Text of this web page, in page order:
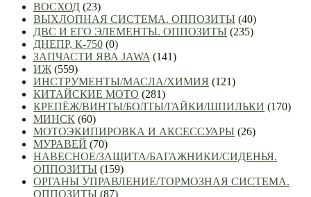
ВОСХОД (23)
ВЫХЛОПНАЯ СИСТЕМА. ОППОЗИТЫ (40)
ДВС И ЕГО ЭЛЕМЕНТЫ. ОППОЗИТЫ (235)
ДНЕПР, К-750 (0)
ЗАПЧАСТИ ЯВА JAWA (141)
ИЖ (559)
ИНСТРУМЕНТЫ/МАСЛА/ХИМИЯ (121)
КИТАЙСКИЕ МОТО (281)
КРЕПЁЖ/ВИНТЫ/БОЛТЫ/ГАЙКИ/ШПИЛЬКИ (170)
МИНСК (60)
МОТОЭКИПИРОВКА И АКСЕССУАРЫ (26)
МУРАВЕЙ (70)
НАВЕСНОЕ/ЗАЩИТА/БАГАЖНИКИ/СИДЕНЬЯ.
ОППОЗИТЫ (159)
ОРГАНЫ УПРАВЛЕНИЕ/ТОРМОЗНАЯ СИСТЕМА.
ОППОЗИТЫ (87)